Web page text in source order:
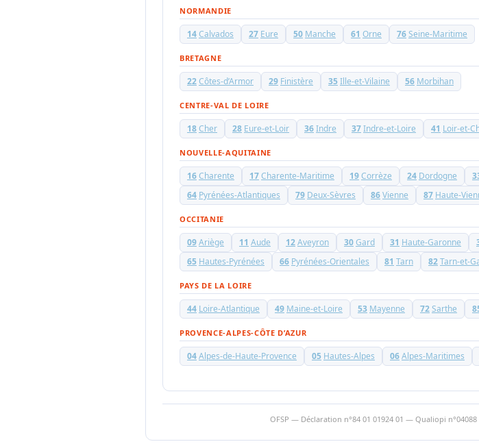
NORMANDIE
14Calvados 27 Eure 50 Manche 61 Orne 76Seine-Maritime
BRETAGNE
22Côtes-d’Armor 29 Finistère 35Ille-et-Vilaine 56 Morbihan
CENTRE-VAL DE LOIRE
18Cher 28 Eure-et-Loir 36Indre 37Indre-et-Loire 41 Loir-et-
NOUVELLE-AQUITAINE
16Charente 17Charente-Maritime 19Corrèze 24 Dordogne
64 Pyrénées-Atlantiques 79 Deux-Sèvres 86Vienne 87 Haute-
OCCITANIE
09Ariège 11 Aude 12Aveyron 30Gard 31 Haute-Garonne
65 Hautes-Pyrénées 66 Pyrénées-Orientales 81 Tarn 82Tarn-et-
PAYS DE LA LOIRE
44 Loire-Atlantique 49 Maine-et-Loire 53 Mayenne 72Sarthe
PROVENCE-ALPES-CÔTE D’AZUR
04Alpes-de-Haute-Provence 05 Hautes-Alpes 06Alpes-Maritimes
OFSP — Déclaration n°84 01 01924 01 — Qualiopi